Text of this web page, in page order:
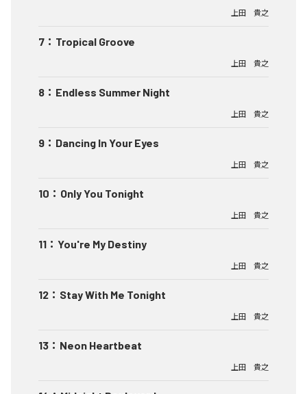
上田 貴之
7 ： Tropical Groove
上田 貴之
8 ： Endless Summer Night
上田 貴之
9 ： Dancing In Your Eyes
上田 貴之
10 ： Only You Tonight
上田 貴之
11 ： You're My Destiny
上田 貴之
12 ： Stay With Me Tonight
上田 貴之
13 ： Neon Heartbeat
上田 貴之